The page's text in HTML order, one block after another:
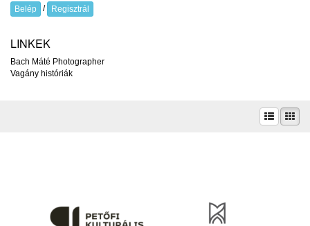
Belép / Regisztrál
LINKEK
Bach Máté Photographer
Vagány históriák